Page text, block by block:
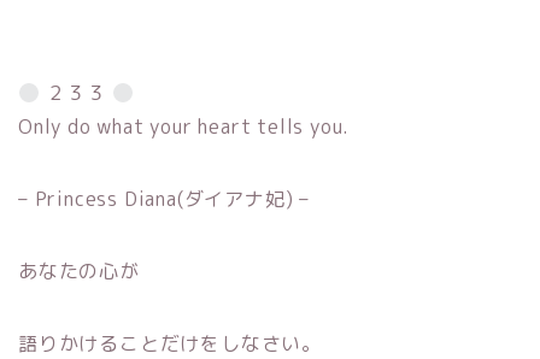
２３３
Only do what your heart tells you.
– Princess Diana(ダイアナ妃) –
あなたの心が
語りかけることだけをしなさい。